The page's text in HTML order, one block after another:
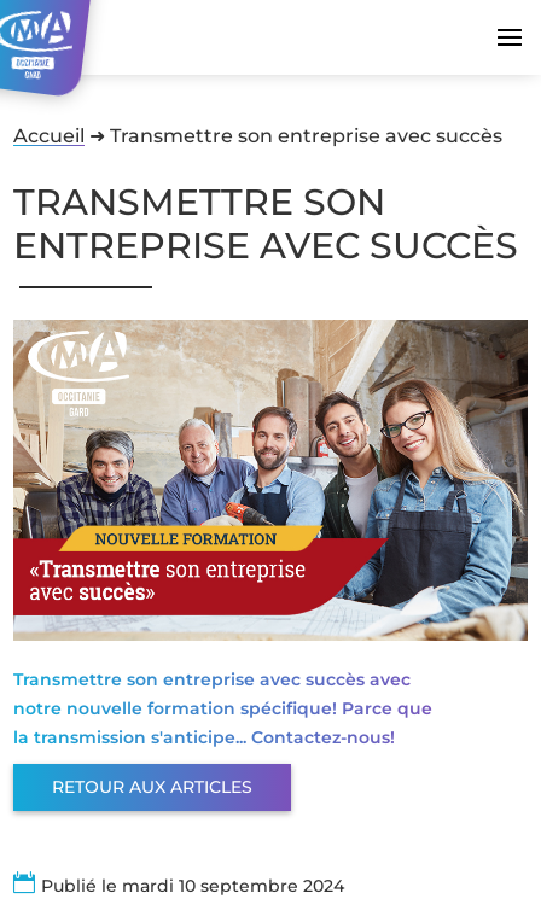
Accueil ➜Transmettre son entreprise avec succès
TRANSMETTRE SON
ENTREPRISE AVEC SUCCÈS
Transmettre son entreprise avec succès avec
notre nouvelle formation spécifique! Parce que
la transmission s'anticipe... Contactez-nous!
RETOUR AUX ARTICLES
 Publié le mardi 10 septembre 2024